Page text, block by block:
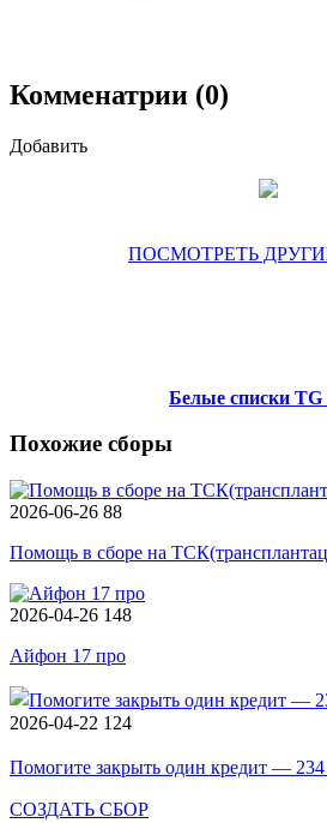
Комменатрии (0)
Добавить
ПОСМОТРЕТЬ
Белые списки
Похожие сборы
2026-06-26 88
Помощь в сборе на
2026-04-26 148
Айфон 17 про
2026-04-22 124
Помогите закрыть один кредит —
СОЗДАТЬ СБОР